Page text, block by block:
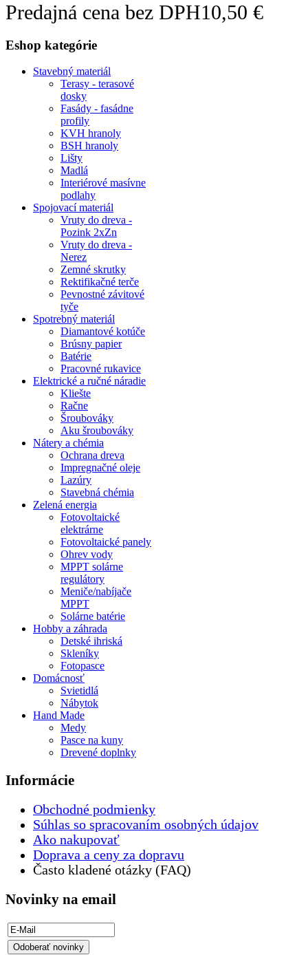
Predajná cena bez DPH10,50 €
Eshop kategórie
Stavebný materiál
Terasy - terasové
dosky
Fasády - fasádne
profily
KVH hranoly
BSH hranoly
Lišty
Madlá
Interiérové masívne
podlahy
Spojovací materiál
Vruty do dreva -
Pozink 2xZn
Vruty do dreva -
Nerez
Zemné skrutky
Rektifikačné terče
Pevnostné závitové
tyče
Spotrebný materiál
Diamantové kotúče
Brúsny papier
Batérie
Pracovné rukavice
Elektrické a ručné náradie
Kliešte
Račne
Šroubováky
Aku šroubováky
Nátery a chémia
Ochrana dreva
Impregnačné oleje
Lazúry
Stavebná chémia
Zelená energia
Fotovoltaické
elektrárne
Fotovoltaické panely
Ohrev vody
MPPT solárne
regulátory
Meniče/nabíjače
MPPT
Solárne batérie
Hobby a záhrada
Detské ihriská
Skleníky
Fotopasce
Domácnosť
Svietidlá
Nábytok
Hand Made
Medy
Pasce na kuny
Drevené doplnky
Informácie
Obchodné podmienky
Súhlas so spracovaním osobných údajov
Ako nakupovať
Doprava a ceny za dopravu
Často kladené otázky (FAQ)
Novinky na email